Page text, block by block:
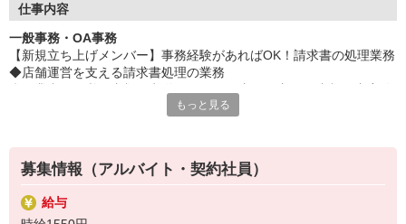
仕事内容
一般事務・OA事務
【新規立ち上げメンバー】事務経験があればOK！請求書の処理業務
◆店舗運営を支える請求書処理の業務
認・発注伝票や仕入伝票を確認・入力★受電対応なし/PC業務がメ
もっと見る
募集情報（アルバイト・契約社員）
給与